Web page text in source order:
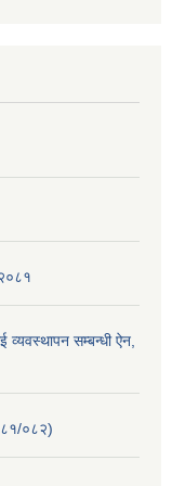
व्यवस्थापन सम्बन्धी ऐन,
०८२)